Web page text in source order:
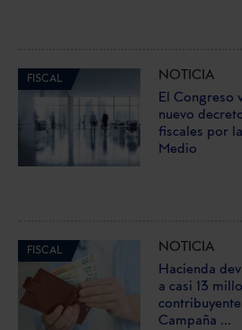
FISCAL
NOTICIA
El Congreso
nuevo
fiscales por
Medio
FISCAL
NOTICIA
Hacienda
a casi 13
Campaña ...